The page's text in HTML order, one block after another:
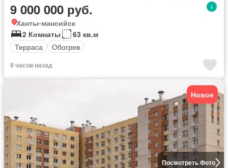
9 000 000 руб.
Ханты-мансийск
2 Комнаты
63 кв.м
Терраса
Обогрев
9 часов назад
Посмотреть Фото
Новое